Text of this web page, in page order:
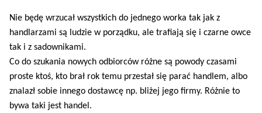
Nie będę wrzucał wszystkich do jednego worka tak jak z
handlarzami są ludzie w porządku, ale trafiają się i czarne owce
tak i z sadownikami.
Co do szukania nowych odbiorców różne są powody czasami
proste ktoś, kto brał rok temu przestał się parać handlem, albo
znalazł sobie innego dostawcę np. bliżej jego firmy. Różnie to
bywa taki jest handel.